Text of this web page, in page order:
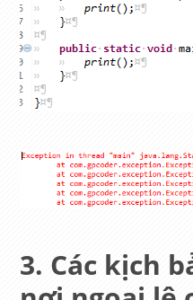
Các kịch